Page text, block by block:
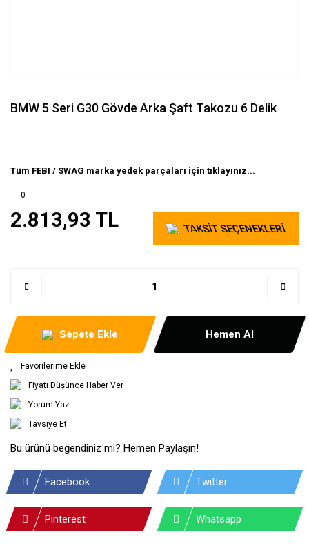
BMW 5 Seri G30 Gövde Arka Şaft Takozu 6 Delik
Tüm FEBI / SWAG marka yedek parçaları için tıklayınız...
0
2.813,93 TL TAKSİT SEÇENEKLERİ
Sepete Ekle Hemen Al
Fiyatı Düşünce Haber Ver
Yorum Yaz
Tavsiye Et
Bu ürünü beğendiniz mi? Hemen Paylaşın!
Facebook Twitter
Pinterest Whatsapp